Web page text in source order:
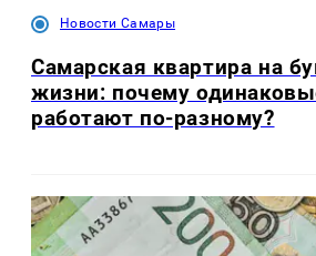
Новости Самары
Самарская квартира на
жизни: почему
работают по-разному?